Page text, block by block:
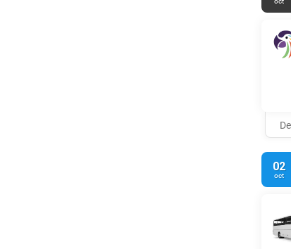
02
oct